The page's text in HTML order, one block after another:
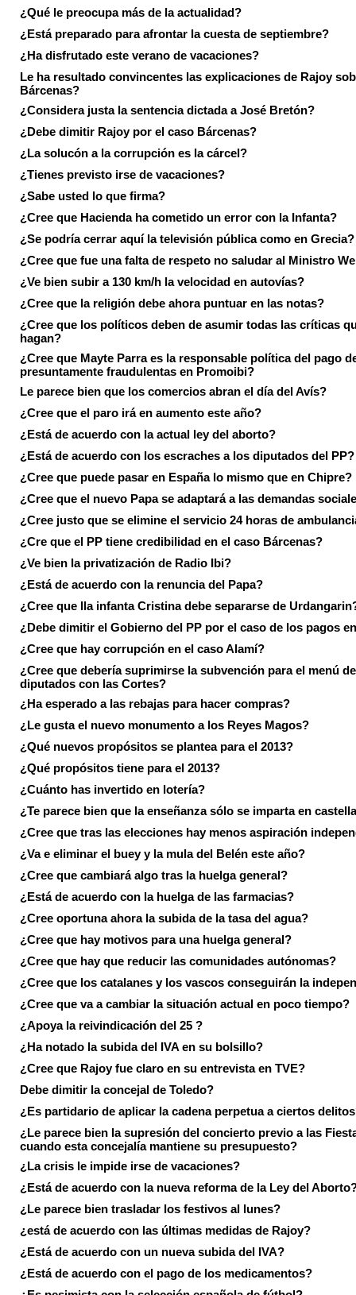
¿Qué le preocupa más de la actualidad?
¿Está preparado para afrontar la cuesta de septiembre?
¿Ha disfrutado este verano de vacaciones?
Le ha resultado convincentes las explicaciones de Rajoy
Bárcenas?
¿Considera justa la sentencia dictada a José Bretón?
¿Debe dimitir Rajoy por el caso Bárcenas?
¿La solucón a la corrupción es la cárcel?
¿Tienes previsto irse de vacaciones?
¿Sabe usted lo que firma?
¿Cree que Hacienda ha cometido un error con la Infanta?
¿Se podría cerrar aquí la televisión pública como en Grecia?
¿Cree que fue una falta de respeto no saludar al Ministro
¿Ve bien subir a 130 km/h la velocidad en autovías?
¿Cree que la religión debe ahora puntuar en las notas?
¿Cree que los políticos deben de asumir todas las críticas
hagan?
¿Cree que Mayte Parra es la responsable política del pago
presuntamente fraudulentas en Promoibi?
Le parece bien que los comercios abran el día del Avís?
¿Cree que el paro irá en aumento este año?
¿Está de acuerdo con la actual ley del aborto?
¿Está de acuerdo con los escraches a los diputados del PP?
¿Cree que puede pasar en España lo mismo que en Chipre?
¿Cree que el nuevo Papa se adaptará a las demandas
¿Cree justo que se elimine el servicio 24 horas de
¿Cre que el PP tiene credibilidad en el caso Bárcenas?
¿Ve bien la privatización de Radio Ibi?
¿Está de acuerdo con la renuncia del Papa?
¿Cree que lla infanta Cristina debe separarse de
¿Debe dimitir el Gobierno del PP por el caso de los pagos
¿Cree que hay corrupción en el caso Alamí?
¿Cree que debería suprimirse la subvención para el menú
diputados con las Cortes?
¿Ha esperado a las rebajas para hacer compras?
¿Le gusta el nuevo monumento a los Reyes Magos?
¿Qué nuevos propósitos se plantea para el 2013?
¿Qué propósitos tiene para el 2013?
¿Cuánto has invertido en lotería?
¿Te parece bien que la enseñanza sólo se imparta en
¿Cree que tras las elecciones hay menos aspiración
¿Va e eliminar el buey y la mula del Belén este año?
¿Cree que cambiará algo tras la huelga general?
¿Está de acuerdo con la huelga de las farmacias?
¿Cree oportuna ahora la subida de la tasa del agua?
¿Cree que hay motivos para una huelga general?
¿Cree que hay que reducir las comunidades autónomas?
¿Cree que los catalanes y los vascos conseguirán la
¿Cree que va a cambiar la situación actual en poco tiempo?
¿Apoya la reivindicación del 25 ?
¿Ha notado la subida del IVA en su bolsillo?
¿Cree que Rajoy fue claro en su entrevista en TVE?
Debe dimitir la concejal de Toledo?
¿Es partidario de aplicar la cadena perpetua a ciertos
¿Le parece bien la supresión del concierto previo a las
cuando esta concejalía mantiene su presupuesto?
¿La crisis le impide irse de vacaciones?
¿Está de acuerdo con la nueva reforma de la Ley del
¿Le parece bien trasladar los festivos al lunes?
¿está de acuerdo con las últimas medidas de Rajoy?
¿Está de acuerdo con un nueva subida del IVA?
¿Está de acuerdo con el pago de los medicamentos?